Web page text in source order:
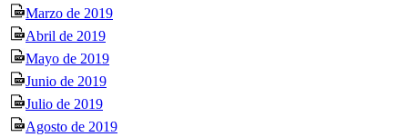
Marzo de 2019
Abril de 2019
Mayo de 2019
Junio de 2019
Julio de 2019
Agosto de 2019